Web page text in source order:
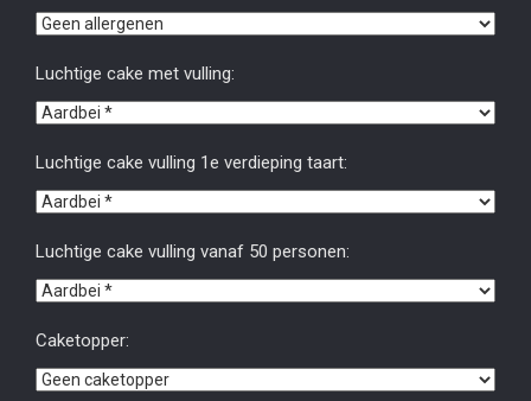
Luchtige cake met vulling:
Luchtige cake vulling 1e verdieping taart:
Luchtige cake vulling vanaf 50 personen:
Caketopper: